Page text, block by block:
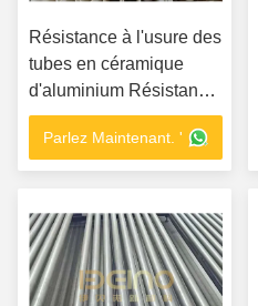
Résistance à l'usure des
tubes en céramique
d'aluminium Résistance
à l'abrasion Certificat
ISO
Parlez Maintenant. '